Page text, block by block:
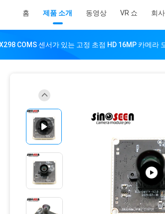
홈 제품 소개 동영상 VR 쇼 회
COMS 센서가 있는 고정 초점 HD 16MP 카메라